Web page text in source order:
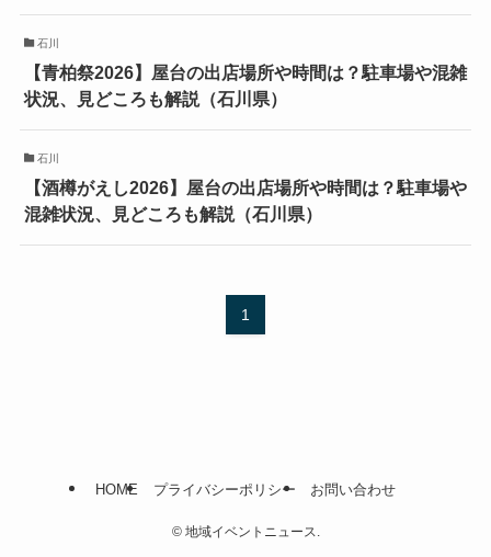
石川
【青柏祭2026】屋台の出店場所や時間は？駐車場や混雑
状況、見どころも解説（石川県）
石川
【酒樽がえし2026】屋台の出店場所や時間は？駐車場や
混雑状況、見どころも解説（石川県）
1
HOME プライバシーポリシー お問い合わせ
©地域イベントニュース.